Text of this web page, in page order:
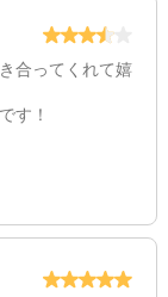
合ってくれて嬉
す！